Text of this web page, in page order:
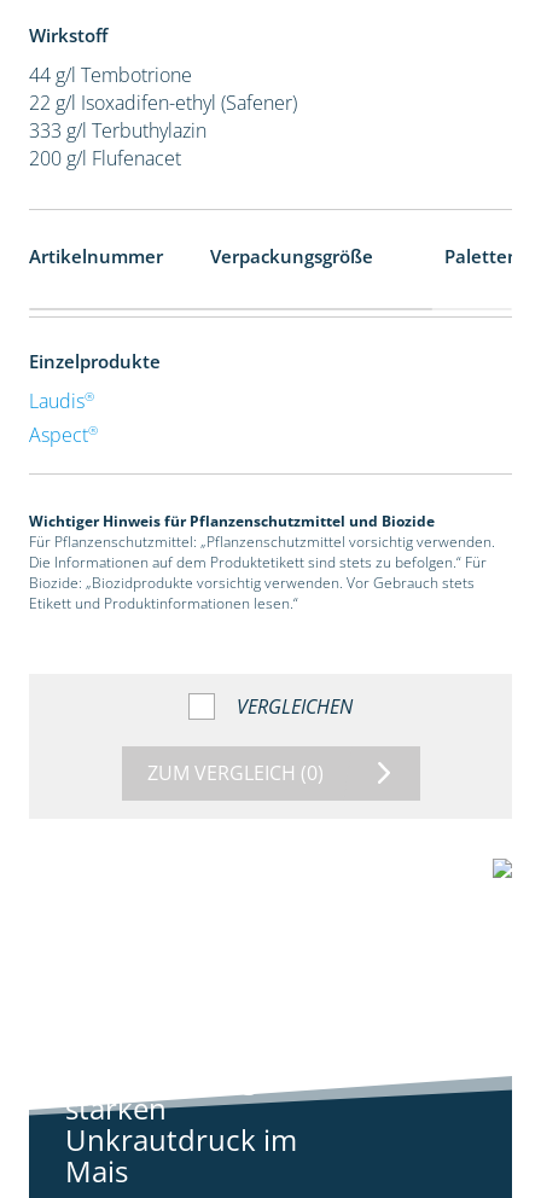
Wirkstoff
44 g/l Tembotrione
22 g/l Isoxadifen-ethyl (Safener)
333 g/l Terbuthylazin
200 g/l Flufenacet
Artikelnummer Verpackungsgröße
Einzelprodukte
Laudis®
Aspect®
Wichtiger Hinweis für Pflanzenschutzmittel und Biozide
Für Pflanzenschutzmittel: „Pflanzenschutzmittel vorsichtig verwenden.
Die Informationen auf dem Produktetikett sind stets zu befolgen.“ Für
Biozide: „Biozidprodukte vorsichtig verwenden. Vor Gebrauch stets
Etikett und Produktinformationen lesen.“
VERGLEICHEN
ZUM VERGLEICH (0)
starken
Unkrautdruck im
Mais